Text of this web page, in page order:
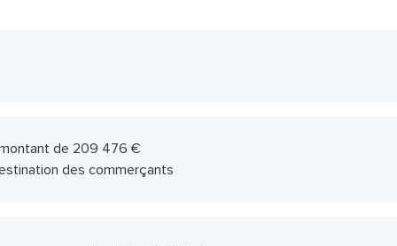
de 209 476 €
des commerçants